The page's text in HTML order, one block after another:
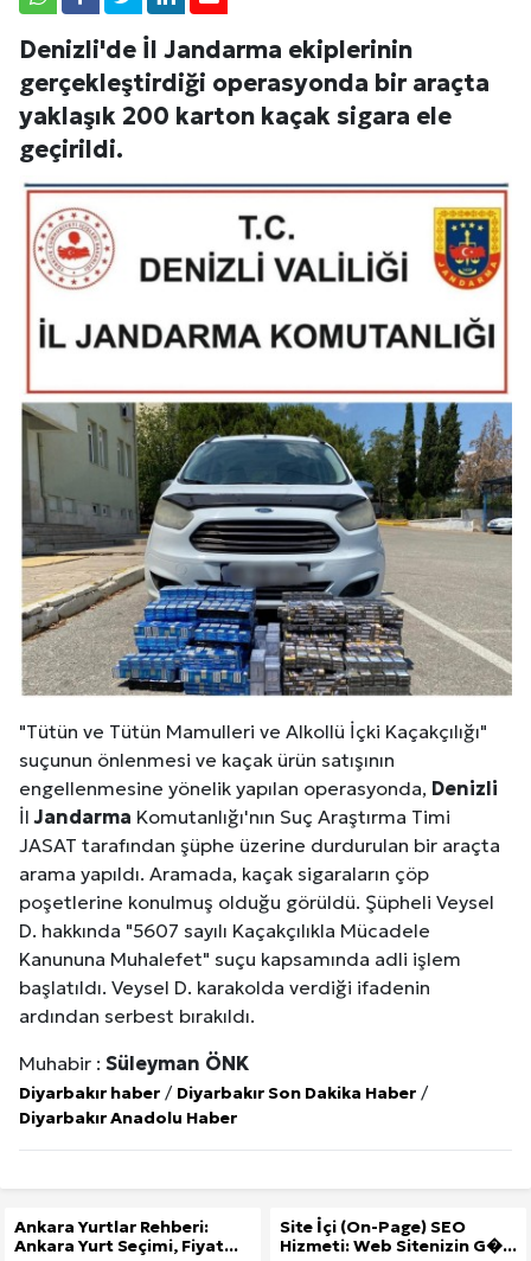
Denizli'de İl Jandarma ekiplerinin
gerçekleştirdiği operasyonda bir araçta
yaklaşık 200 karton kaçak sigara ele
geçirildi.
"Tütün ve Tütün Mamulleri ve Alkollü İçki Kaçakçılığı"
suçunun önlenmesi ve kaçak ürün satışının
engellenmesine yönelik yapılan operasyonda, Denizli
İlJandarma Komutanlığı'nın Suç Araştırma Timi
JASAT tarafından şüphe üzerine durdurulan bir araçta
arama yapıldı. Aramada, kaçak sigaraların çöp
poşetlerine konulmuş olduğu görüldü. Şüpheli Veysel
D. hakkında "5607 sayılı Kaçakçılıkla Mücadele
Kanununa Muhalefet" suçu kapsamında adli işlem
başlatıldı. Veysel D. karakolda verdiği ifadenin
ardından serbest bırakıldı.
Muhabir : Süleyman ÖNK
Diyarbakır haber / Diyarbakır Son Dakika Haber /
Diyarbakır Anadolu Haber
Ankara Yurtlar Rehberi:
Ankara Yurt Seçimi, Fiyat...
Site İçi (On-Page) SEO
Hizmeti: Web Sitenizin G�...